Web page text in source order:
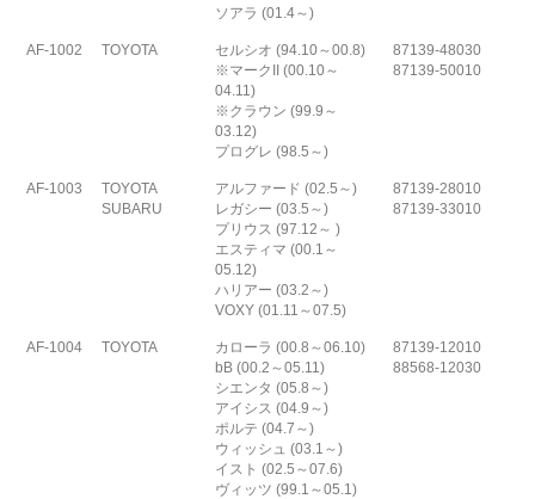
ソアラ (01.4～)
AF-1002 TOYOTA
セルシオ (94.10～00.8)
※マークII (00.10～
04.11)
※クラウン (99.9～
03.12)
プログレ (98.5～)
87139-48030
87139-50010
AF-1003
TOYOTA
SUBARU
アルファード (02.5～)
レガシー (03.5～)
プリウス (97.12～ )
エスティマ (00.1～
05.12)
ハリアー (03.2～)
VOXY (01.11～07.5)
87139-28010
87139-33010
AF-1004 TOYOTA
カローラ (00.8～06.10)
bB (00.2～05.11)
シエンタ (05.8～)
アイシス (04.9～)
ポルテ (04.7～)
ウィッシュ (03.1～)
イスト (02.5～07.6)
ヴィッツ (99.1～05.1)
87139-12010
88568-12030